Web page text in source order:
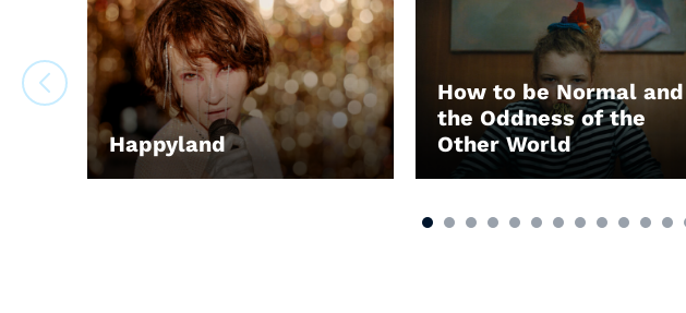
Happyland
LEIHEN
How to be Normal and
the Oddness of the
Other World
LEIHEN